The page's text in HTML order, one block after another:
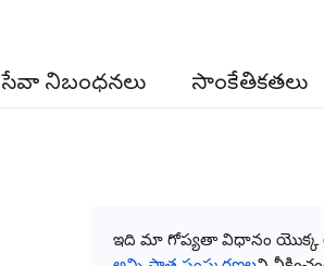
సేవా నిబంధనలు సాంకేతికతలు
ఇది మా గోప్యతా విధానం యొక్క